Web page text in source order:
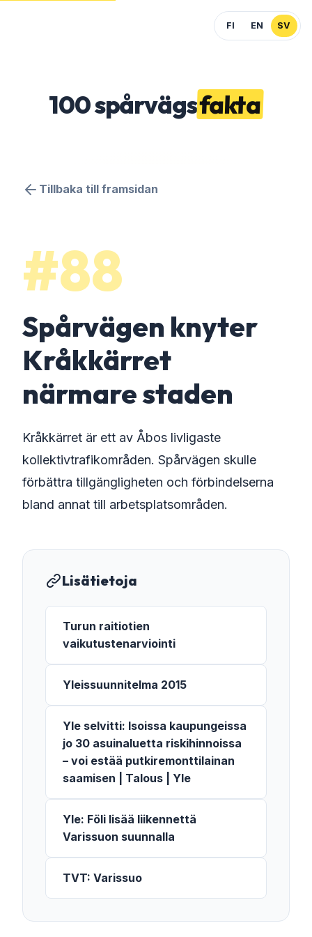
FI EN SV
100spårvägsfakta
Tillbaka till framsidan
#88
Spårvägen knyter
Kråkkärret
närmare staden
Kråkkärret är ett av Åbos livligaste
kollektivtrafikområden. Spårvägen skulle
förbättra tillgängligheten och förbindelserna
bland annat till arbetsplatsområden.
Lisätietoja
Turun raitiotien
vaikutustenarviointi
Yleissuunnitelma 2015
Yle selvitti: Isoissa kaupungeissa
jo 30 asuin­aluetta riski­hinnoissa
– voi estää putki­remontti­lainan
saamisen | Talous | Yle
Yle: Föli lisää liikennettä
Varissuon suunnalla
TVT: Varissuo